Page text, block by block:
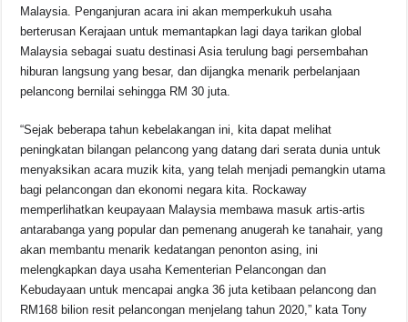
Malaysia. Penganjuran acara ini akan memperkukuh usaha
berterusan Kerajaan untuk memantapkan lagi daya tarikan global
Malaysia sebagai suatu destinasi Asia terulung bagi persembahan
hiburan langsung yang besar, dan dijangka menarik perbelanjaan
pelancong bernilai sehingga RM 30 juta.
“Sejak beberapa tahun kebelakangan ini, kita dapat melihat
peningkatan bilangan pelancong yang datang dari serata dunia untuk
menyaksikan acara muzik kita, yang telah menjadi pemangkin utama
bagi pelancongan dan ekonomi negara kita. Rockaway
memperlihatkan keupayaan Malaysia membawa masuk artis-artis
antarabanga yang popular dan pemenang anugerah ke tanahair, yang
akan membantu menarik kedatangan penonton asing, ini
melengkapkan daya usaha Kementerian Pelancongan dan
Kebudayaan untuk mencapai angka 36 juta ketibaan pelancong dan
RM168 bilion resit pelancongan menjelang tahun 2020,” kata Tony